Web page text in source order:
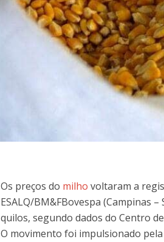
Os preços do milho voltaram a
ESALQ/BM&FBovespa (Campinas
quilos, segundo dados do Centro
O movimento foi impulsionado